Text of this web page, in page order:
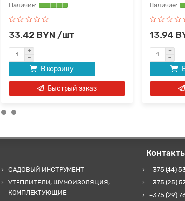
33.42 BYN /шт
В корзину
Быстрый заказ
13.94
САДОВЫЙ ИНСТРУМЕНТ
УТЕПЛИТЕЛИ, ШУМОИЗОЛЯЦИЯ,
КОМПЛЕКТУЮЩИЕ
+375 (44)
+375 (25)
+375 (29)